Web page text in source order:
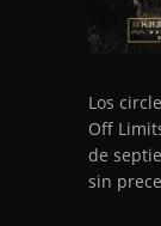
Los
Off
de
sin